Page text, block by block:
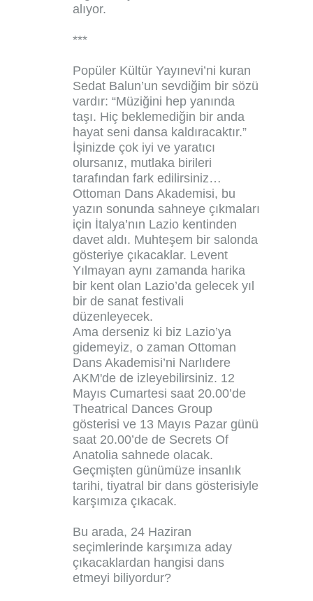
alıyor.
***
Popüler Kültür Yayınevi’ni kuran
Sedat Balun’un sevdiğim bir sözü
vardır: “Müziğini hep yanında
taşı. Hiç beklemediğin bir anda
hayat seni dansa kaldıracaktır.”
İşinizde çok iyi ve yaratıcı
olursanız, mutlaka birileri
tarafından fark edilirsiniz…
Ottoman Dans Akademisi, bu
yazın sonunda sahneye çıkmaları
için İtalya’nın Lazio kentinden
davet aldı. Muhteşem bir salonda
gösteriye çıkacaklar. Levent
Yılmayan aynı zamanda harika
bir kent olan Lazio’da gelecek yıl
bir de sanat festivali
düzenleyecek.
Ama derseniz ki biz Lazio’ya
gidemeyiz, o zaman Ottoman
Dans Akademisi’ni Narlıdere
AKM'de de izleyebilirsiniz. 12
Mayıs Cumartesi saat 20.00’de
Theatrical Dances Group
gösterisi ve 13 Mayıs Pazar günü
saat 20.00’de de Secrets Of
Anatolia sahnede olacak.
Geçmişten günümüze insanlık
tarihi, tiyatral bir dans gösterisiyle
karşımıza çıkacak.
Bu arada, 24 Haziran
seçimlerinde karşımıza aday
çıkacaklardan hangisi dans
etmeyi biliyordur?